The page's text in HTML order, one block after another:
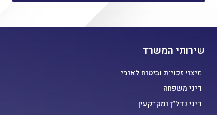
שירותי המשרד
מיצוי זכויות וביטוח לאומי
דיני משפחה
דיני נדל״ן ומקרקעין